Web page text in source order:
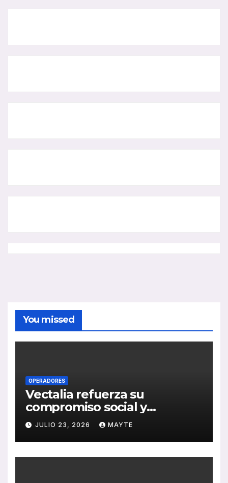
You missed
OPERADORES
Vectalia refuerza su
compromiso social y
medioambiental con la
publicación de su Memoria
de RSC 2025
JULIO 23, 2026 MAYTE